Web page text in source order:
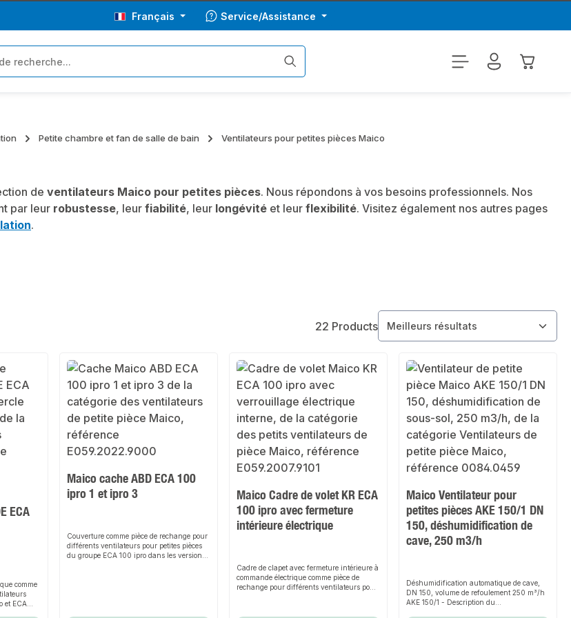
Français Service/Assistance
Le
Petite chambre et fan de salle de bain Ventilateurs pour petites pièces Maico
de ventilateurs Maico pour petites pièces. Nous répondons à vos besoins professionnels. Nos
par leur robustesse, leur fiabilité, leur longévité et leur flexibilité. Visitez également nos autres pages
.
22 Products
ECA
comme
et ECA
Maico cache ABD ECA 100
ipro 1 et ipro 3
Couverture comme pièce de rechange pour
différents ventilateurs pour petites pièces
du groupe ECA 100 ipro dans les versions
Maico Cadre de volet KR ECA
100 ipro avec fermeture
intérieure électrique
Cadre de clapet avec fermeture intérieure à
commande électrique comme pièce de
rechange pour différents ventilateurs pour
produitCadre de volet avec fermeture
Maico Ventilateur pour
petites pièces AKE 150/1 DN
150, déshumidification de
cave, 250 m3/h
Déshumidification automatique de cave,
DN 150, volume de refoulement 250 m³/h
AKE 150/1 - Description du